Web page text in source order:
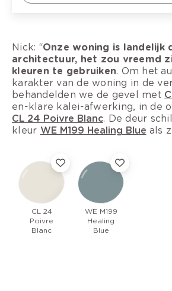
Nick: “Onze woning is landelijk
architectuur, het zou vreemd
kleuren te gebruiken. Om het
karakter van de woning in de
behandelden we de gevel met
en-klare kalei-afwerking, in de
CL 24 Poivre Blanc. De deur
kleur WE M199 Healing Blue als
CL 24
Poivre
Blanc
WE M199
Healing
Blue